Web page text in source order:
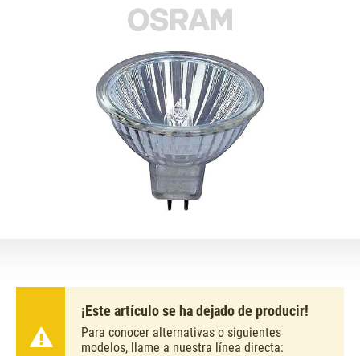
¡Este artículo se ha dejado de producir!
Para conocer alternativas o siguientes
modelos, llame a nuestra línea directa: